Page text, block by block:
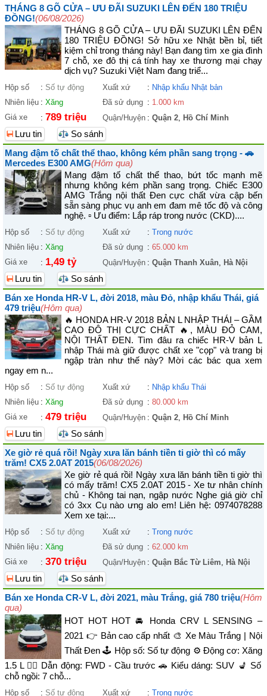
THÁNG 8 GÕ CỬA – ƯU ĐÃI SUZUKI LÊN ĐẾN 180 TRIỆU
ĐỒNG!(06/08/2026)
THÁNG 8 GÕ CỬA – ƯU ĐÃI SUZUKI LÊN ĐẾN
180 TRIỆU ĐỒNG! Sở hữu xe Nhật bền bỉ, tiết
kiệm chỉ trong tháng này! Bạn đang tìm xe gia đình
7 chỗ, xe đô thị cá tính hay xe thương mại chạy
dịch vụ? Suzuki Việt Nam đang triể...
Hộp số : Số tự động Xuất xứ : Nhập khẩu Nhật bản
Nhiên liệu : Xăng Đã sử dụng : 1.000 km
Giá xe
: 789 triệu Quận/Huyện : Quận 2, Hồ Chí Minh
Lưu tin
So sánh
Mang đậm tố chất thể thao, không kém phần sang trọng - 🚗
Mercedes E300 AMG(Hôm qua)
Mang đậm tố chất thể thao, bứt tốc mạnh mẽ
nhưng không kém phần sang trọng. Chiếc E300
AMG Trắng nội thất Đen cực chất vừa cập bến
sẵn sàng phục vụ anh em đam mê tốc độ và công
nghệ. ▫ Ưu điểm: Lắp ráp trong nước (CKD)....
Hộp số : Số tự động Xuất xứ : Trong nước
Nhiên liệu : Xăng Đã sử dụng : 65.000 km
Giá xe
: 1,49 tỷ Quận/Huyện : Quận Thanh Xuân, Hà Nội
Lưu tin
So sánh
Bán xe Honda HR-V L, đời 2018, màu Đỏ, nhập khẩu Thái, giá
479 triệu(Hôm qua)
🔥 HONDA HR-V 2018 BẢN L NHẬP THÁI – GẦM
CAO ĐÔ THỊ CỰC CHẤT 🔥, MÀU ĐỎ CAM,
NỘI THẤT ĐEN. Tìm đâu ra chiếc HR-V bản L
nhập Thái mà giữ được chất xe "cọp" và trang bị
ngập tràn như thế này? Mời các bác qua xem
ngay em n...
Hộp số : Số tự động Xuất xứ : Nhập khẩu Thái
Nhiên liệu : Xăng Đã sử dụng : 80.000 km
Giá xe
: 479 triệu Quận/Huyện : Quận 2, Hồ Chí Minh
Lưu tin
So sánh
Xe giờ rẻ quá rồi! Ngày xưa lăn bánh tiền ti giờ thì có mấy
trăm! CX5 2.0AT 2015(06/08/2026)
Xe giờ rẻ quá rồi! Ngày xưa lăn bánh tiền ti giờ thì
có mấy trăm! CX5 2.0AT 2015 - Xe tư nhân chính
chủ - Không tai nạn, ngập nước Nghe giá giờ chỉ
có 3xx Cụ nào ưng alo em! Liên hệ: 0974078288
Xem xe tại:...
Hộp số : Số tự động Xuất xứ : Trong nước
Nhiên liệu : Xăng Đã sử dụng : 62.000 km
Giá xe
: 370 triệu Quận/Huyện : Quận Bắc Từ Liêm, Hà Nội
Lưu tin
So sánh
Bán xe Honda CR-V L, đời 2021, màu Trắng, giá 780 triệu(Hôm
qua)
HOT HOT HOT 🚘 Honda CRV L SENSING –
2021 👉 Bản cao cấp nhất 🎨 Xe Màu Trắng | Nội
Thất Đen 🕹️ Hộp số: Số tự động ⚙️ Động cơ: Xăng
1.5 L 🚴‍♀️ Dẫn động: FWD - Cầu trước 🚗 Kiểu dáng: SUV 💺 Số
chỗ ngồi: 7 chỗ...
Hộp số : Số tự động Xuất xứ : Trong nước